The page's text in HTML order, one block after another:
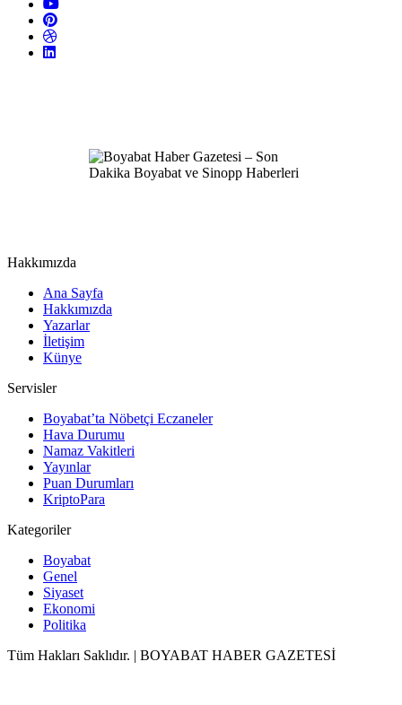
Hakkımızda
Ana Sayfa
Hakkımızda
Yazarlar
İletişim
Künye
Servisler
Boyabat’ta Nöbetçi Eczaneler
Hava Durumu
Namaz Vakitleri
Yayınlar
Puan Durumları
KriptoPara
Kategoriler
Boyabat
Genel
Siyaset
Ekonomi
Politika
Tüm Hakları Saklıdır. | BOYABAT HABER GAZETESİ